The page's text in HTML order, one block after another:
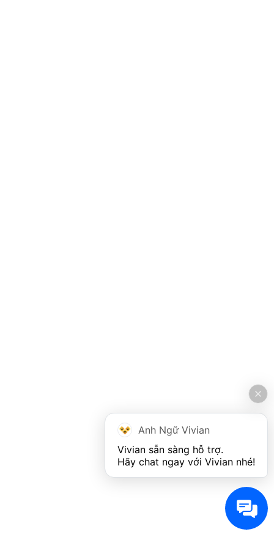
Anh Ngữ Vivian
Vivian sẵn sàng hỗ trợ.
Hãy chat ngay với Vivian nhé!